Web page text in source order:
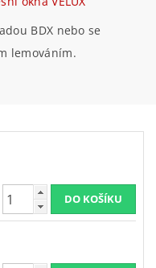
BDX nebo se
lemováním.